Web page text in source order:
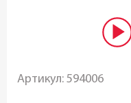
Артикул: 594006